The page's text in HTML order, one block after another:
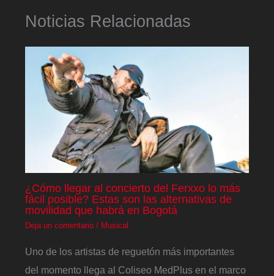
Noticias Relacionadas
¿Cómo llegar al concierto del Ferxxo lo más
fácil posible? Estas son las alternativas de
movilidad que habrá en Bogotá
Deja un comentario / Musical
Uno de los artistas de reguetón más importantes
del momento llega al Coliseo MedPlus en el marco